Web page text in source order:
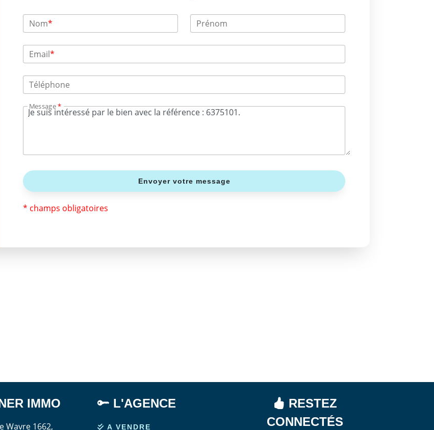
Nom* Prénom
Email*
Téléphone
Message*
* champs obligatoires
IMMO
Wavre 1662,
L'AGENCE
A VENDRE
RESTEZ
CONNECTÉS